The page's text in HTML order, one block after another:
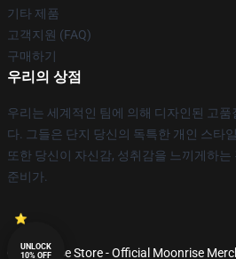
기타 제품
고객지원 (FAQ)
구매하기
우리의 상점
우리는 세계적인 팀에 의해 디자인된 고품
다. 그들은 단지 당신의 독특한 개인 스타
또한 당신이 자신감, 성취감을 느끼게하는
준비가.
© Moonrise Store - Official Moonrise
UNLOCK
10% OFF